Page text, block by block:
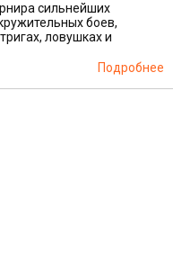
сильнейших
боев,
ловушках и
Подробнее